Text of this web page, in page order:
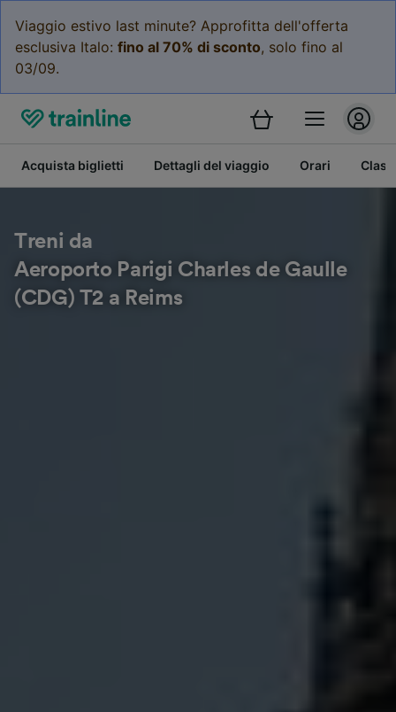
Viaggio estivo last minute? Approfitta dell'offerta
esclusiva Italo: fino al 70% di sconto, solo fino al
03/09.
Acquista biglietti Dettagli del viaggio Orari
Treni da
Aeroporto Parigi Charles de Gaulle
(CDG) T2 a Reims